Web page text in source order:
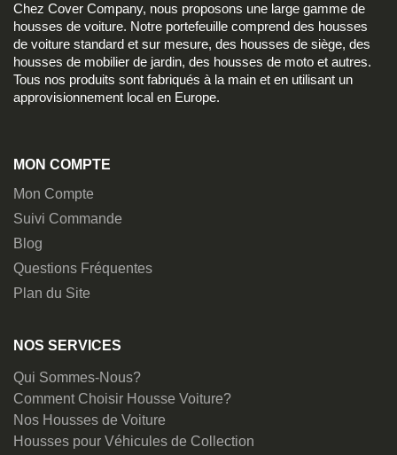
Chez Cover Company, nous proposons une large gamme de
housses de voiture. Notre portefeuille comprend des housses
de voiture standard et sur mesure, des housses de siège, des
housses de mobilier de jardin, des housses de moto et autres.
Tous nos produits sont fabriqués à la main et en utilisant un
approvisionnement local en Europe.
MON COMPTE
Mon Compte
Suivi Commande
Blog
Questions Fréquentes
Plan du Site
NOS SERVICES
Qui Sommes-Nous?
Comment Choisir Housse Voiture?
Nos Housses de Voiture
Housses pour Véhicules de Collection